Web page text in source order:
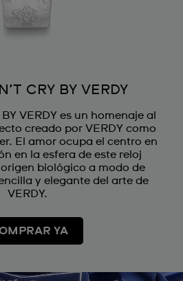
CRY BY VERDY
BY VERDY es un homenaje al
creado por VERDY como
El amor ocupa el centro en
en la esfera de este reloj
biológico a modo de
y elegante del arte de
VERDY.
YA